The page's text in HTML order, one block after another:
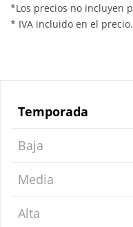
*Los precios no incluyen
* IVA incluido en el precio.
Temporada
Baja
Media
Alta